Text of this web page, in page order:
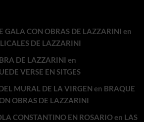
GALA CON OBRAS DE LAZZARINI en
DE LAZZARINI
DE LAZZARINI en
VERSE EN SITGES
MURAL DE LA VIRGEN en BRAQUE
OBRAS DE LAZZARINI
CONSTANTINO EN ROSARIOen LAS